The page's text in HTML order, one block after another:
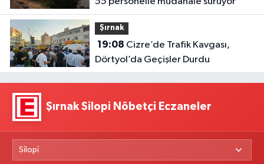
Şırnak
19:08
Dörtyol’da Geçişler Durdu
Şırnak Silopi Nöbetçi Eczaneler